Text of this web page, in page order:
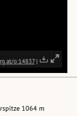
1064 m